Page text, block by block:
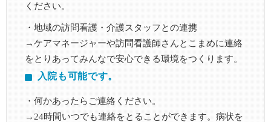
ください。
・地域の訪問看護・介護スタッフとの連携
→ケアマネージャーや訪問看護師さんとこまめに連絡
をとりあってみんなで安心できる環境をつくります。
入院も可能です。
・何かあったらご連絡ください。
→24時間いつでも連絡をとることができます。病状を